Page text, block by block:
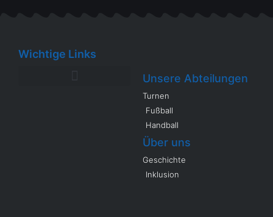
Wichtige Links
Unsere Abteilungen
Turnen
Fußball
Handball
Über uns
Geschichte
Inklusion